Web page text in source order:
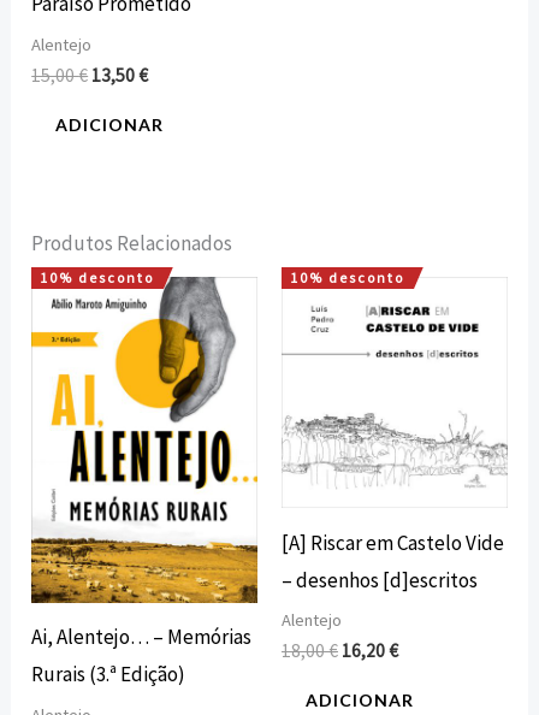
Alentejo
15,00€ 13,50€
ADICIONAR
Produtos Relacionados
10% desconto
Ai, Alentejo… – Memórias
Rurais (3.ª Edição)
O
preço
original
era:
16,00 €.
O
preço
atual
é:
14,40 €.
10% desconto
[A] Riscar em Castelo Vide
– desenhos [d]escritos
Alentejo
18,00€
O
preço
original
era:
16,20€
O
preço
atual
é:
ADICIONAR